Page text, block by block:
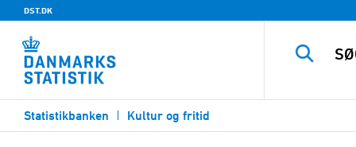
DST.DK
Statistikbanken Kultur og fritid